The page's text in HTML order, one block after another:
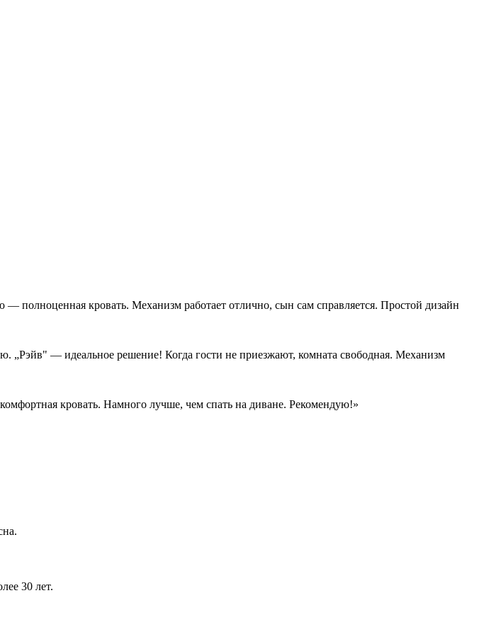
полноценная кровать. Механизм работает отлично, сын сам справляется. Простой дизайн
„Рэйв" — идеальное решение! Когда гости не приезжают, комната свободная. Механизм
кровать. Намного лучше, чем спать на диване. Рекомендую!»
30 лет.